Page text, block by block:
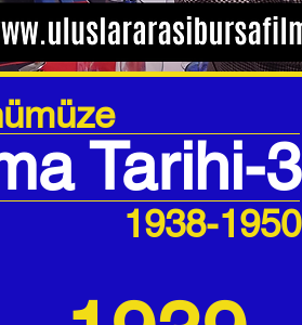
1938-1950
Tarihi-3